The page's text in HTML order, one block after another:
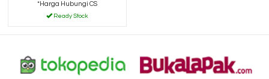
*Harga Hubungi CS
Ready Stock